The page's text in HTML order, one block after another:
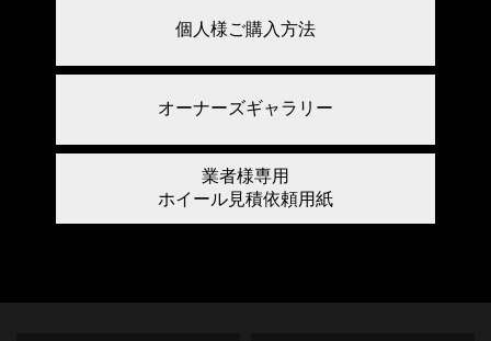
個人様ご購入方法
オーナーズギャラリー
業者様専用
ホイール見積依頼用紙